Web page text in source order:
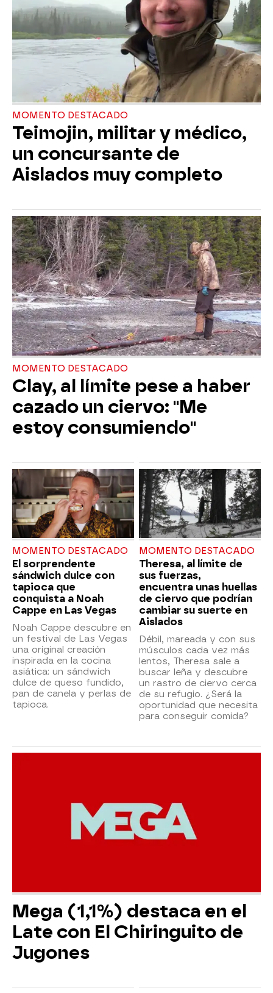
MOMENTO DESTACADO
Teimojin, militar y médico,
un concursante de
Aislados muy completo
MOMENTO DESTACADO
Clay, al límite pese a haber
cazado un ciervo: "Me
estoy consumiendo"
MOMENTO DESTACADO
El sorprendente
sándwich dulce con
tapioca que
conquista a Noah
Cappe en Las Vegas
Noah Cappe descubre en
un festival de Las Vegas
una original creación
inspirada en la cocina
asiática: un sándwich
dulce de queso fundido,
pan de canela y perlas de
tapioca.
MOMENTO DESTACADO
Theresa, al límite de
sus fuerzas,
encuentra unas huellas
de ciervo que podrían
cambiar su suerte en
Aislados
Débil, mareada y con sus
músculos cada vez más
lentos, Theresa sale a
buscar leña y descubre
un rastro de ciervo cerca
de su refugio. ¿Será la
oportunidad que necesita
para conseguir comida?
Mega (1,1%) destaca en el
Late con El Chiringuito de
Jugones